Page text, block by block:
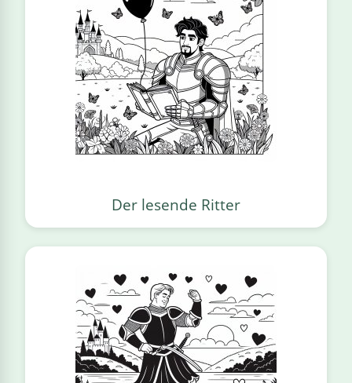
Der lesende Ritter